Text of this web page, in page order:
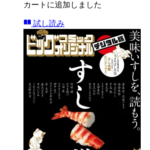
カートに追加しました
試し読み